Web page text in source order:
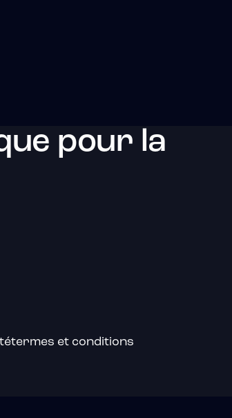
pour la
termes et conditions